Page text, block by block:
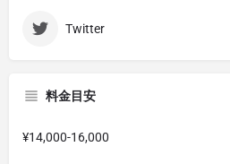
Twitter
料金目安
¥14,000-16,000